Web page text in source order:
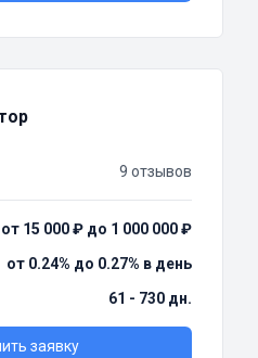
9 отзывов
от 15 000 ₽ до 1 000 000 ₽
от 0.24% до 0.27% в день
61 - 730 дн.
заявку